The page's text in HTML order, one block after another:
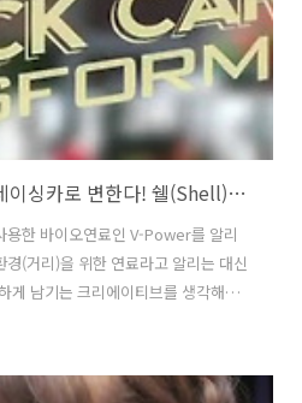
주유소에만 가면 내 차가 레이싱카로 변한다! 쉘(Shell)의 에탄올 바이오연료 V-Power를 알리기 위한 캠페인, 경주용 자동차 변신/스탁 카 트랜스포머(Stock Car Transformer) [한글자막]
한 바이오연료인 V-Power를 알리
(거리)을 위한 연료라고 알리는 대신
게 남기는 크리에이티브를 생각해냈
바이오연료가 경주용 자동차/스
력이 약할 것 같은 인식을 엔진소리